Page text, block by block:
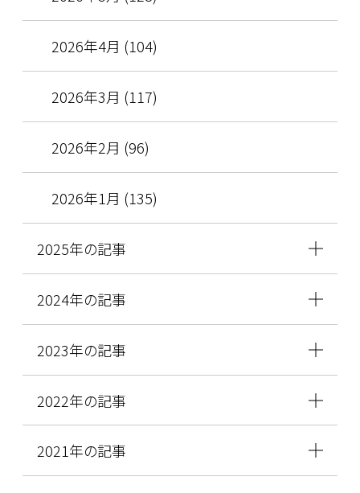
2026年4月 (104)
2026年3月 (117)
2026年2月 (96)
2026年1月 (135)
2025年の記事
2024年の記事
2023年の記事
2022年の記事
2021年の記事